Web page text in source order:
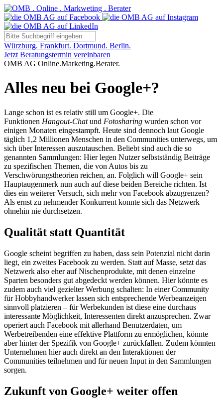
Würzburg. Frankfurt. Dortmund. Berlin.
Jetzt Beratungstermin vereinbaren
OMB AG Online.Marketing.Berater.
Alles neu bei Google+?
Lange schon ist es relativ still um Google+. Die
Funktionen Hangout-Chatund Fotosharing wurden schon vor
einigen Monaten eingestampft. Heute sind dennoch laut Google
täglich 1,2 Millionen Menschen in den Communities unterwegs, um
sich über Interessen auszutauschen. Beliebt sind auch die so
genannten Sammlungen: Hier legen Nutzer selbstständig Beiträge
zu spezifischen Themen, die von Autos bis zu
Verschwörungstheorien reichen, an. Folglich will Google+ sein
Hauptaugenmerk nun auch auf diese beiden Bereiche richten. Ist
dies ein weiterer Versuch, sich mehr von Facebook abzugrenzen?
Als ernst zu nehmender Konkurrent konnte sich das Netzwerk
ohnehin nie durchsetzen.
Qualität statt Quantität
Google scheint begriffen zu haben, dass sein Potenzial nicht darin
liegt, ein zweites Facebook zu werden. Statt auf Masse, setzt das
Netzwerk also eher auf Nischenprodukte, mit denen einzelne
Sparten besonders gut abgedeckt werden können. Hier könnte es
zudem auch viel gezielter Werbung schalten: In einer Community
für Hobbyhandwerker lassen sich entsprechende Werbeanzeigen
sinnvoll platzieren – für Werbekunden ist diese eine durchaus
interessante Möglichkeit, Interessenten direkt anzusprechen. Zwar
operiert auch Facebook mit allerhand Benutzerdaten, um
Werbetreibenden eine effektive Plattform zu ermöglichen, könnte
aber hinter der Spezifik von Google+ zurückfallen. Zudem könnten
Unternehmen hier auch direkt an den Interaktionen der
Communities teilnehmen und für neuen Input in den Sammlungen
sorgen.
Zukunft von Google+ weiter offen